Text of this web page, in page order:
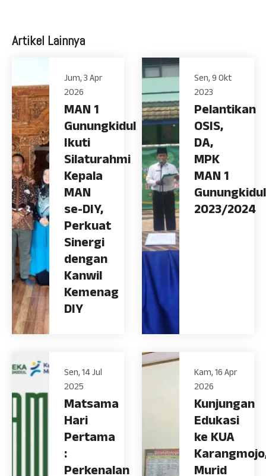
Artikel Lainnya
Jum, 3 Apr
2026
MAN 1
Gunungkidul
Ikuti
Silaturahmi
Kepala
MAN
se-DIY,
Perkuat
Sinergi
dengan
Kanwil
Kemenag
DIY
Sen, 9 Okt
2023
Pelantikan
OSIS,
DA,
MPK
MAN 1
Gunungkidul
2023/2024
Sen, 14 Jul
2025
Matsama
Hari
Pertama
:
Kam, 16 Apr
2026
Kunjungan
Edukasi
ke KUA